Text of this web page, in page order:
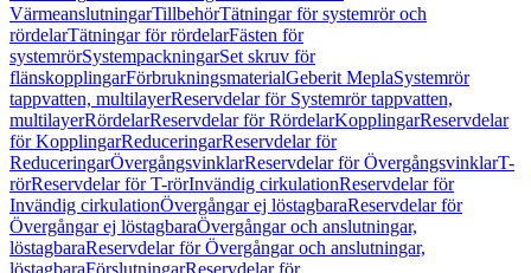
VärmeanslutningarTillbehörTätningar för systemrör och
rördelarTätningar för rördelarFästen för
systemrörSystempackningarSet skruv för
flänskopplingarFörbrukningsmaterialGeberit MeplaSystemrör
tappvatten, multilayerReservdelar för Systemrör tappvatten,
multilayerRördelarReservdelar för RördelarKopplingarReservdelar
för KopplingarReduceringarReservdelar för
ReduceringarÖvergångsvinklarReservdelar för ÖvergångsvinklarT-
rörReservdelar för T-rörInvändig cirkulationReservdelar för
Invändig cirkulationÖvergångar ej löstagbaraReservdelar för
Övergångar ej löstagbaraÖvergångar och anslutningar,
löstagbaraReservdelar för Övergångar och anslutningar,
löstagbaraFörslutningarReservdelar för